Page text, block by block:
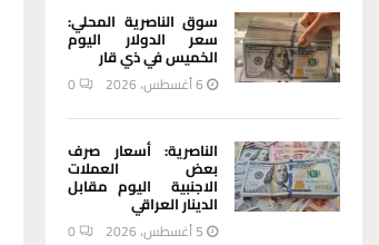
سوق الناصرية المحلي:
سعر الدولار اليوم
الخميس في ذي قار
6 أغسطس، 2026 0
الناصرية: أسعار صرف
بعض العملات
الاجنبية اليوم مقابل
الدينار العراقي
5 أغسطس، 2026 0